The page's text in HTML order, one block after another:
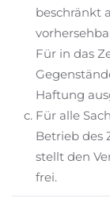
beschränkt
Für in das
Haftung
Für alle
Betrieb des
stellt den
frei.